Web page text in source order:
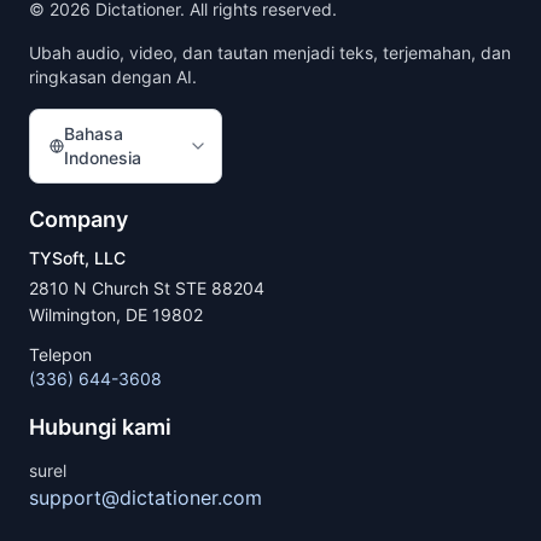
© 2026 Dictationer. All rights reserved.
Ubah audio, video, dan tautan menjadi teks, terjemahan, dan
ringkasan dengan AI.
Bahasa
Indonesia
Company
TYSoft, LLC
2810 N Church St STE 88204
Wilmington, DE 19802
Telepon
(336) 644-3608
Hubungi kami
surel
support@dictationer.com